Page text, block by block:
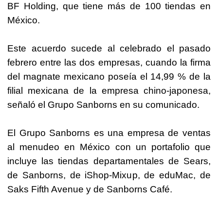
BF Holding, que tiene más de 100 tiendas en
México.
Este acuerdo sucede al celebrado el pasado
febrero entre las dos empresas, cuando la firma
del magnate mexicano poseía el 14,99 % de la
filial mexicana de la empresa chino-japonesa,
señaló el Grupo Sanborns en su comunicado.
El Grupo Sanborns es una empresa de ventas
al menudeo en México con un portafolio que
incluye las tiendas departamentales de Sears,
de Sanborns, de iShop-Mixup, de eduMac, de
Saks Fifth Avenue y de Sanborns Café.